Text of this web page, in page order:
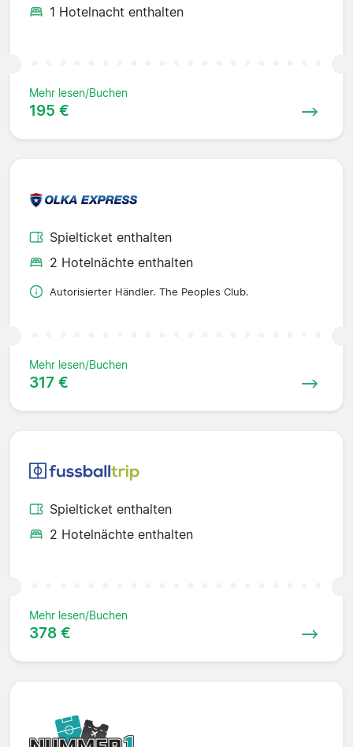
1 Hotelnacht enthalten
Mehr lesen/Buchen
195 €
Spielticket enthalten
2 Hotelnächte enthalten
Autorisierter Händler. The Peoples Club.
Mehr lesen/Buchen
317 €
Spielticket enthalten
2 Hotelnächte enthalten
Mehr lesen/Buchen
378 €